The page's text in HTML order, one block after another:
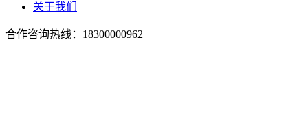
关于我们
合作咨询热线： 18300000962